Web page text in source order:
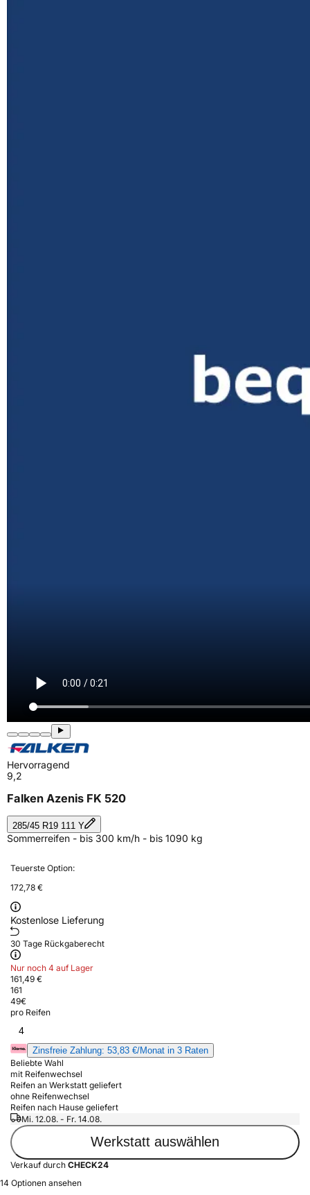
Hervorragend
9,2
Falken Azenis FK 520
285/45 R19 111 Y
Sommerreifen - bis 300 km/h - bis 1090 kg
Teuerste Option:
172,78 €
Kostenlose Lieferung
30 Tage Rückgaberecht
Nur noch 4 auf Lager
161,49 €
161
49€
pro Reifen
4
Zinsfreie Zahlung: 53,83 €/Monat in 3 Raten
Beliebte Wahl
mit Reifenwechsel
Reifen an Werkstatt geliefert
ohne Reifenwechsel
Reifen nach Hause geliefert
Mi. 12.08. - Fr. 14.08.
Werkstatt auswählen
Verkauf durch CHECK24
14 Optionen ansehen